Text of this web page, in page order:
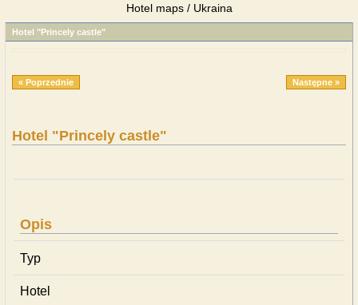
Hotel maps / Ukraina
Hotel "Princely castle"
« Poprzednie Następne »
Hotel "Princely castle"
Opis
Typ
Hotel